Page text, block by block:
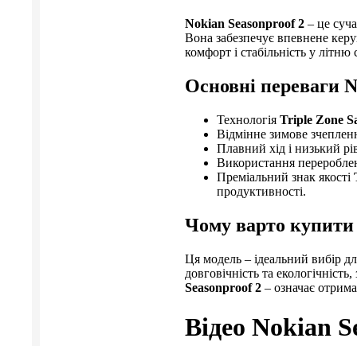
Nokian Seasonproof 2 – це
Вона забезпечує впевнене
комфорт і стабільність у літню
Основні переваги
Технологія Triple Zone
Відмінне зимове
Плавний хід і низький
Використання
Преміальний знак якості
продуктивності.
Чому варто
Ця модель – ідеальний вибір
довговічність та
Seasonproof 2 – означає
Відео Nokian